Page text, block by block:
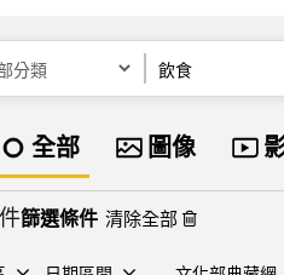
全部 圖像
清除全部